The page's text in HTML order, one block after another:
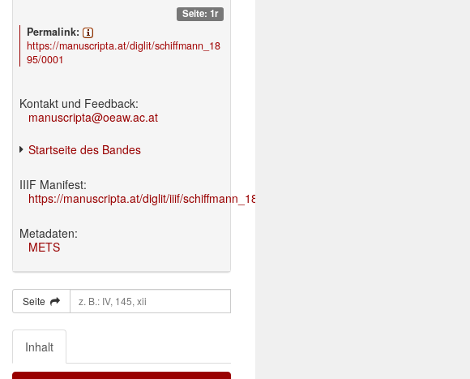
Seite: 1r
Permalink:
https://manuscripta.at/diglit/schiffmann_18
95/0001
Kontakt und Feedback:
manuscripta@oeaw.ac.at
Startseite des Bandes
IIIF Manifest:
https://manuscripta.at/diglit/iiif/schiffmann_1895/manifest.json
Metadaten:
METS
Seite
Inhalt